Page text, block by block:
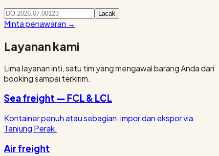
Lacak
Minta penawaran →
Layanan kami
Lima layanan inti, satu tim yang mengawal barang Anda dari
booking sampai terkirim.
Sea freight — FCL & LCL
Kontainer penuh atau sebagian, impor dan ekspor via
Tanjung Perak.
Air freight